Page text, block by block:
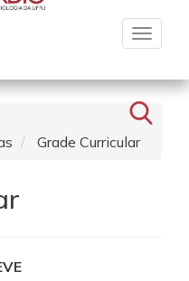
Toggle
Grade Curricular